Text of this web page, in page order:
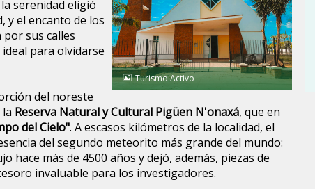
Turismo Activo
serenidad eligió
y el encanto de los
sus calles
para olvidarse
del noreste
Reserva Natural y Cultural Pigüen N'onaxá, que en
del Cielo". A escasos kilómetros de la localidad, el
del segundo meteorito más grande del mundo:
hace más de 4500 años y dejó, además, piezas de
invaluable para los investigadores.